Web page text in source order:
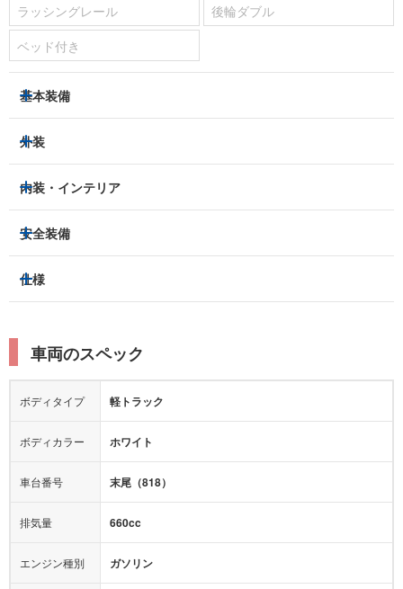
ラッシングレール
後輪ダブル
ベッド付き
基本装備
パワーステアリング
エアコン：あり
キーレス
盗難防止装置
パーキングアシスト
クルーズコントロール
ターボチャージャー
外装
ヘッドライト
アルミホイール：-
サンルーフ/ガラスルーフ
ルーフレール
エアロパーツ
ローダウン
内装・インテリア
3列シート
ベンチシート
パワーシート
シートヒーター
カーナビ：-
ミュージックプレイヤー接続可
後席モニター
安全装備
トラクションコントロール
レーンキープアシスト
横滑り防止装置
衝突被害軽減プレーキ
カメラ：-
エアバッグ：
衝撃緩和ヘッドレスト
サポカー
アクセル踏み間違い（誤発進）防止装置
仕様
車両のスペック
ボディタイプ 軽トラック
ボディカラー ホワイト
車台番号 末尾（818）
排気量 660cc
エンジン種別 ガソリン